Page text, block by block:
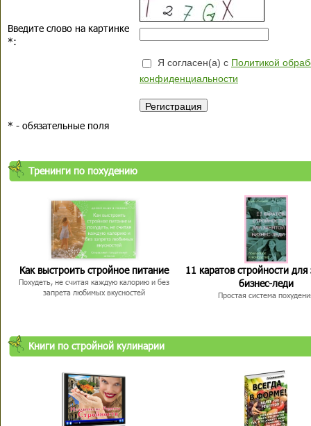
Введите слово на картинке
*:
Я согласен(а) с Политикой
конфиденциальности
* - обязательные поля
Тренинги по похудению
Как выстроить стройное питание
Похудеть, не считая каждую калорию и без
запрета любимых вкусностей
11 каратов стройности для
бизнес-леди
Простая система
Книги по стройной кулинарии